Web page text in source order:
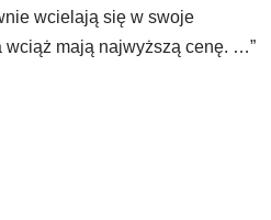
wcielają się w swoje
wciąż mają najwyższą cenę. …”